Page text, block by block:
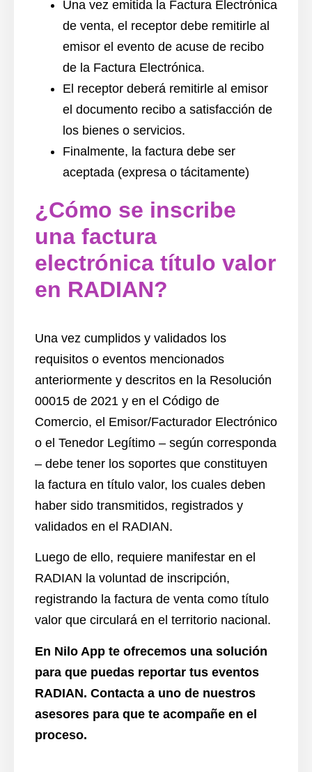
Una vez emitida la Factura Electrónica
de venta, el receptor debe remitirle al
emisor el evento de acuse de recibo
de la Factura Electrónica.
El receptor deberá remitirle al emisor
el documento recibo a satisfacción de
los bienes o servicios.
Finalmente, la factura debe ser
aceptada (expresa o tácitamente)
¿Cómo se inscribe
una factura
electrónica título valor
en RADIAN?
Una vez cumplidos y validados los
requisitos o eventos mencionados
anteriormente y descritos en la Resolución
00015 de 2021 y en el Código de
Comercio, el Emisor/Facturador Electrónico
o el Tenedor Legítimo – según corresponda
– debe tener los soportes que constituyen
la factura en título valor, los cuales deben
haber sido transmitidos, registrados y
validados en el RADIAN.
Luego de ello, requiere manifestar en el
RADIAN la voluntad de inscripción,
registrando la factura de venta como título
valor que circulará en el territorio nacional.
En Nilo App te ofrecemos una solución
para que puedas reportar tus eventos
RADIAN. Contacta a uno de nuestros
asesores para que te acompañe en el
proceso.